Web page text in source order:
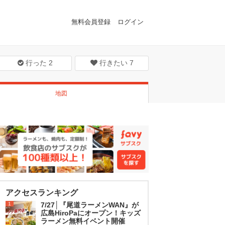
無料会員登録 ログイン
行った 2 行きたい 7
地図
アクセスランキング
1
7/27│『尾道ラーメンWAN』が
広島HiroPaにオープン！キッズ
ラーメン無料イベント開催